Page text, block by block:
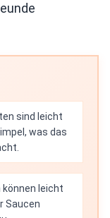
sind leicht
was das
können leicht
Saucen